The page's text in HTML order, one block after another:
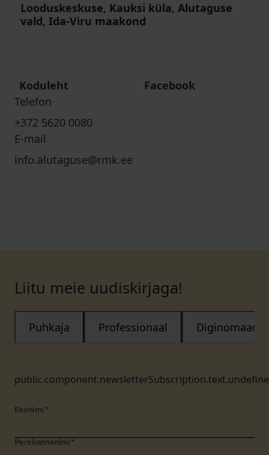
Looduskeskuse, Kauksi küla, Alutaguse
vald, Ida-Viru maakond
Koduleht
Facebook
Telefon
+372 5620 0080
E-mail
info.alutaguse@rmk.ee
Liitu meie uudiskirjaga!
Puhkaja Professionaal Diginomaad
Eesnimi *
Perekonnanimi *